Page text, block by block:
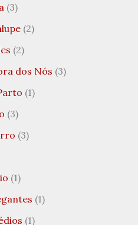
(3)
(2)
(2)
dos Nós (3)
(1)
(3)
(3)
(1)
(1)
(1)